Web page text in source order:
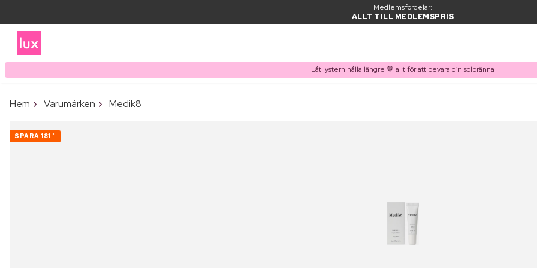
Medlemsfördelar:
ALLT TILL MEDLEMSPRIS
Låt lystern hålla längre 🤎 allt för att bevara din solbränna
Hem Varumärken Medik8
SPARA 181 00